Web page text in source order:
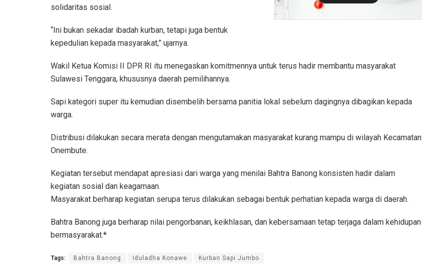
solidaritas sosial.
“Ini bukan sekadar ibadah kurban, tetapi juga bentuk
kepedulian kepada masyarakat,” ujarnya.
Wakil Ketua Komisi II DPR RI itu menegaskan komitmennya untuk terus hadir membantu masyarakat
Sulawesi Tenggara, khususnya daerah pemilihannya.
Sapi kategori super itu kemudian disembelih bersama panitia lokal sebelum dagingnya dibagikan kepada
warga.
Distribusi dilakukan secara merata dengan mengutamakan masyarakat kurang mampu di wilayah Kecamatan
Onembute.
Kegiatan tersebut mendapat apresiasi dari warga yang menilai Bahtra Banong konsisten hadir dalam
kegiatan sosial dan keagamaan.
Masyarakat berharap kegiatan serupa terus dilakukan sebagai bentuk perhatian kepada warga di daerah.
Bahtra Banong juga berharap nilai pengorbanan, keikhlasan, dan kebersamaan tetap terjaga dalam kehidupan
bermasyarakat.*
Tags: Bahtra Banong Iduladha Konawe Kurban Sapi Jumbo